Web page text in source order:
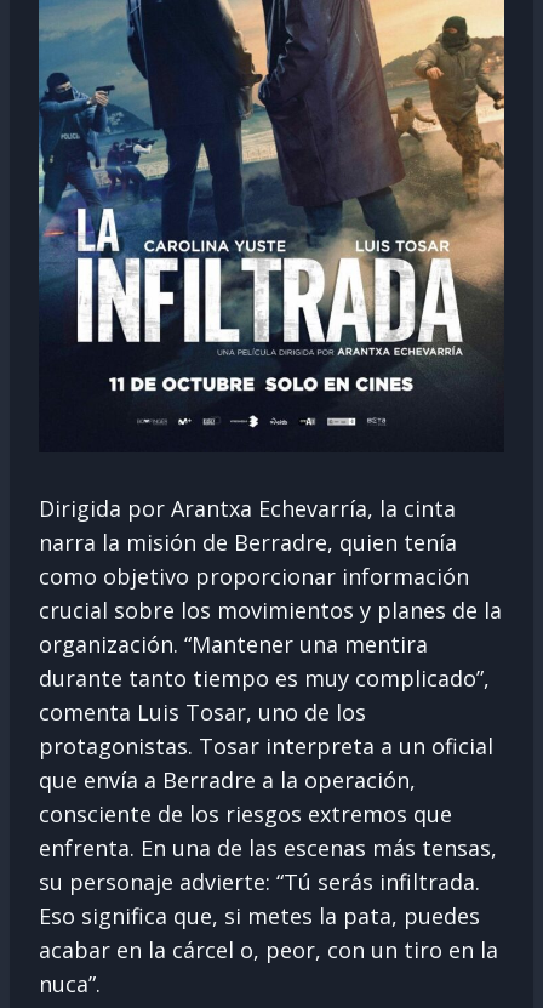
Dirigida por Arantxa Echevarría, la cinta
narra la misión de Berradre, quien tenía
como objetivo proporcionar información
crucial sobre los movimientos y planes de la
organización. “Mantener una mentira
durante tanto tiempo es muy complicado”,
comenta Luis Tosar, uno de los
protagonistas. Tosar interpreta a un oficial
que envía a Berradre a la operación,
consciente de los riesgos extremos que
enfrenta. En una de las escenas más tensas,
su personaje advierte: “Tú serás infiltrada.
Eso significa que, si metes la pata, puedes
acabar en la cárcel o, peor, con un tiro en la
nuca”.